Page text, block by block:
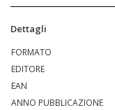
Dettagli
FORMATO
EDITORE
EAN
ANNO PUBBLICAZIONE